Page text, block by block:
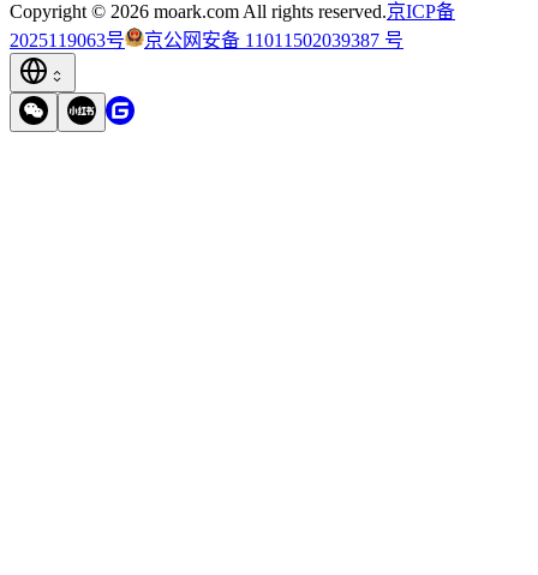
Copyright © 2026 moark.com All rights reserved.京ICP备
2025119063号
京公网安备 11011502039387 号